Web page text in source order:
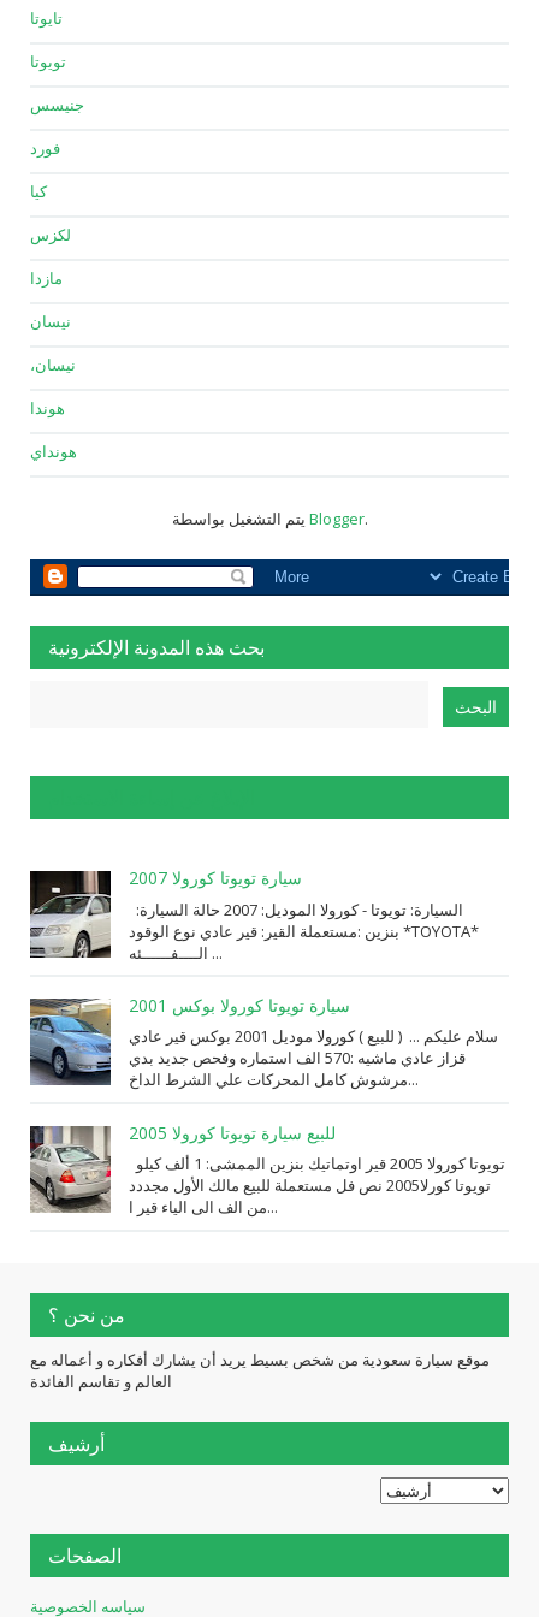
تايوتا
تويوتا
جنيسس
فورد
كيا
لكزس
مازدا
نيسان
نيسان،
هوندا
هونداي
Blogger.
بحث هذه المدونة الإلكترونية
سيارة تويوتا كورولا 2007
⁨مستعملة⁩ القير: ⁨قير عادي⁩ نوع الوقود: ⁨بنزين⁩ *TOYOTA*
الــــفــــــئه ...
سيارة تويوتا كورولا بوكس 2001
سلام عليكم ... ( للبيع ) كورولا موديل 2001 بوكس قير عادي
قزاز عادي ماشيه :570 الف استماره وفحص جديد بدي
مرشوش كامل المحركات علي الشرط الداخ...
للبيع سيارة تويوتا كورولا 2005
تويوتا كورلا2005 نص فل مستعملة للبيع مالك الأول مجددد
من الف الى الياء قير ا...
من نحن ؟
موقع سيارة سعودية من شخص بسيط يريد أن يشارك أفكاره و أعماله مع
العالم و تقاسم الفائدة
أرشيف
الصفحات
سياسه الخصوصية